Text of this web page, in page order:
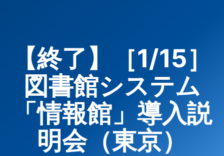
【終了】［1/15］
図書館システム
「情報館」導入説
明会（東京）